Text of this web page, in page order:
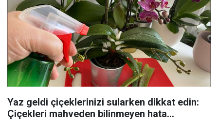
Yaz geldi çiçeklerinizi sularken dikkat edin:
Çiçekleri mahveden bilinmeyen hata...